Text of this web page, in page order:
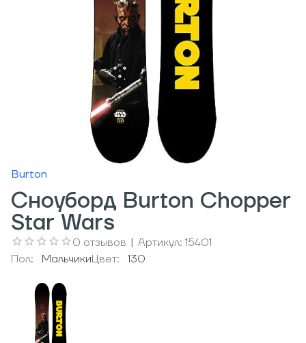
Burton
Сноуборд Burton Chopper
Star Wars
0 отзывов | Артикул: 15401
Пол:
МальчикиЦвет: 130